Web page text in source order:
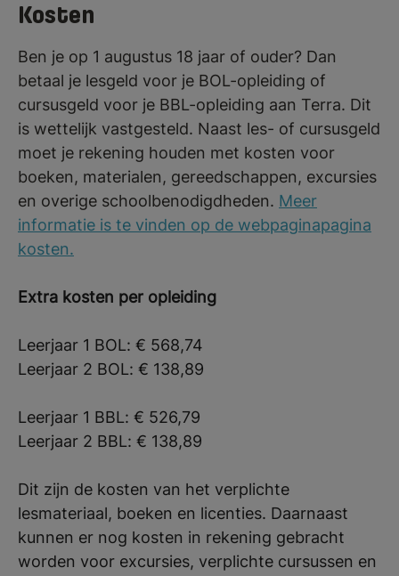
Kosten
Ben je op 1 augustus 18 jaar of ouder? Dan
betaal je lesgeld voor je BOL-opleiding of
cursusgeld voor je BBL-opleiding aan Terra. Dit
is wettelijk vastgesteld. Naast les- of cursusgeld
moet je rekening houden met kosten voor
boeken, materialen, gereedschappen, excursies
en overige schoolbenodigdheden. Meer
informatie is te vinden op de webpaginapagina
kosten.
Extra kosten per opleiding
Leerjaar 1 BOL: € 568,74
Leerjaar 2 BOL: € 138,89
Leerjaar 1 BBL: € 526,79
Leerjaar 2 BBL: € 138,89
Dit zijn de kosten van het verplichte
lesmateriaal, boeken en licenties. Daarnaast
kunnen er nog kosten in rekening gebracht
worden voor excursies, verplichte cursussen en